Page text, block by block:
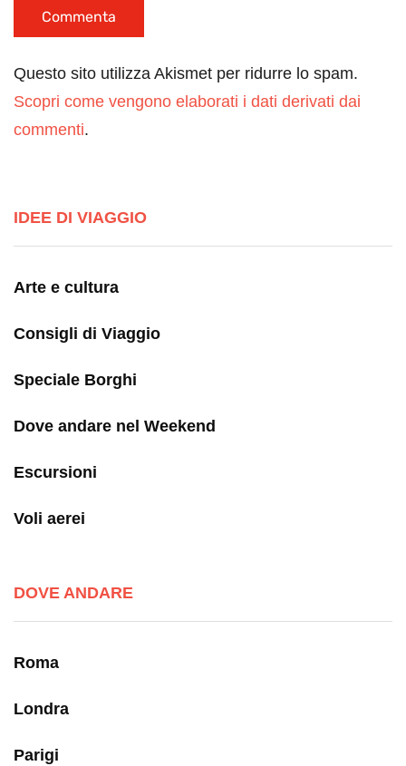
Questo sito utilizza Akismet per ridurre lo spam.
Scopri come vengono elaborati i dati derivati dai
commenti.
IDEE DI VIAGGIO
Arte e cultura
Consigli di Viaggio
Speciale Borghi
Dove andare nel Weekend
Escursioni
Voli aerei
DOVE ANDARE
Roma
Londra
Parigi